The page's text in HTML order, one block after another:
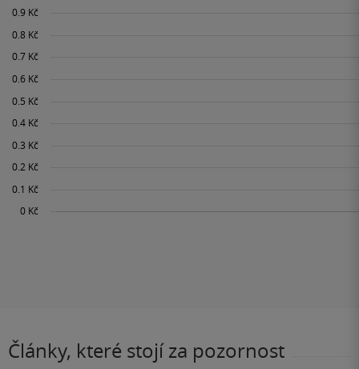
Články, které stojí za pozornost